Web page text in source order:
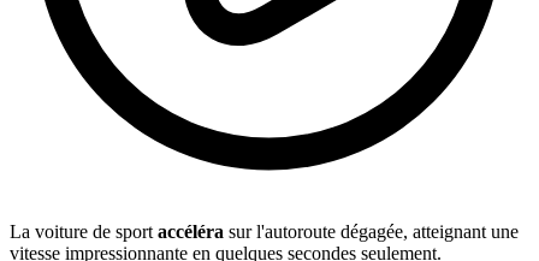
La voiture de sport accéléra sur l'autoroute dégagée, atteignant une
vitesse impressionnante en quelques secondes seulement.